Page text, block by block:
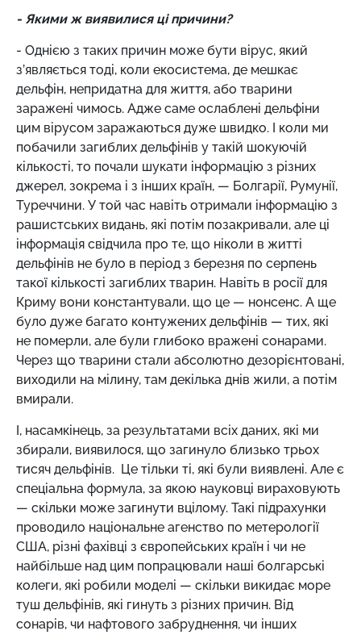
- Якими ж виявилися ці причини?
- Однією з таких причин може бути вірус, який
з’являється тоді, коли екосистема, де мешкає
дельфін, непридатна для життя, або тварини
заражені чимось. Адже саме ослаблені дельфіни
цим вірусом заражаються дуже швидко. І коли ми
побачили загиблих дельфінів у такій шокуючій
кількості, то почали шукати інформацію з різних
джерел, зокрема і з інших країн, — Болгарії, Румунії,
Туреччини. У той час навіть отримали інформацію з
рашистських видань, які потім позакривали, але ці
інформація свідчила про те, що ніколи в житті
дельфінів не було в період з березня по серпень
такої кількості загиблих тварин. Навіть в росії для
Криму вони константували, що це — нонсенс. А ще
було дуже багато контужених дельфінів — тих, які
не померли, але були глибоко вражені сонарами.
Через що тварини стали абсолютно дезорієнтовані,
виходили на мілину, там декілька днів жили, а потім
вмирали.
І, насамкінець, за результатами всіх даних, які ми
збирали, виявилося, що загинуло близько трьох
тисяч дельфінів. Це тільки ті, які були виявлені. Але є
спеціальна формула, за якою науковці вираховують
— скільки може загинути вцілому. Такі підрахунки
проводило національне агенство по метерології
США, різні фахівці з європейських країн і чи не
найбільше над цим попрацювали наші болгарські
колеги, які робили моделі — скільки викидає море
туш дельфінів, які гинуть з різних причин. Від
сонарів, чи нафтового забруднення, чи інших